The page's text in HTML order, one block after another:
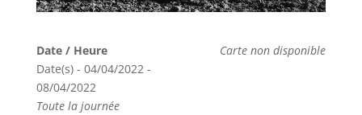
Carte non disponible
Date / Heure
Date(s) - 04/04/2022 -
08/04/2022
Toute la journée